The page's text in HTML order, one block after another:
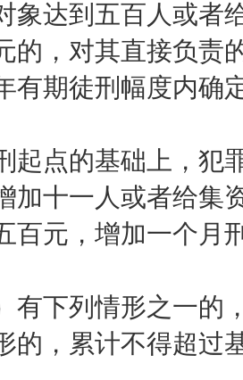
象达到五百人或者
的，对其直接负责
有期徒刑幅度内确
点的基础上，犯
加十一人或者给集
百元，增加一个月
下列情形之一的
的，累计不得超过